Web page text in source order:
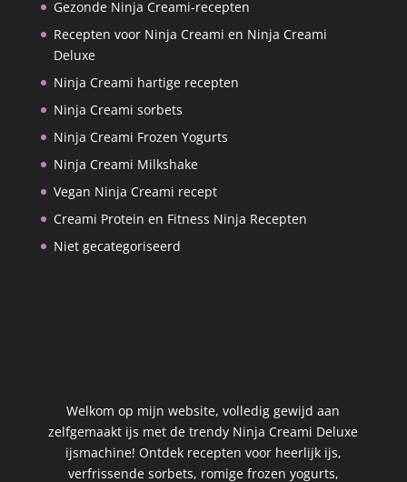
Gezonde Ninja Creami-recepten
Recepten voor Ninja Creami en Ninja Creami
Deluxe
Ninja Creami hartige recepten
Ninja Creami sorbets
Ninja Creami Frozen Yogurts
Ninja Creami Milkshake
Vegan Ninja Creami recept
Creami Protein en Fitness Ninja Recepten
Niet gecategoriseerd
Welkom op mijn website, volledig gewijd aan
zelfgemaakt ijs met de trendy Ninja Creami Deluxe
ijsmachine! Ontdek recepten voor heerlijk ijs,
verfrissende sorbets, romige frozen yogurts,